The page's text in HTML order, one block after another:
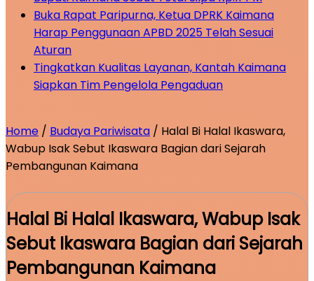
Buka Rapat Paripurna, Ketua DPRK Kaimana
Harap Penggunaan APBD 2025 Telah Sesuai
Aturan
Tingkatkan Kualitas Layanan, Kantah Kaimana
Siapkan Tim Pengelola Pengaduan
Home / Budaya Pariwisata / Halal Bi Halal Ikaswara,
Wabup Isak Sebut Ikaswara Bagian dari Sejarah
Pembangunan Kaimana
Halal Bi Halal Ikaswara, Wabup Isak
Sebut Ikaswara Bagian dari Sejarah
Pembangunan Kaimana